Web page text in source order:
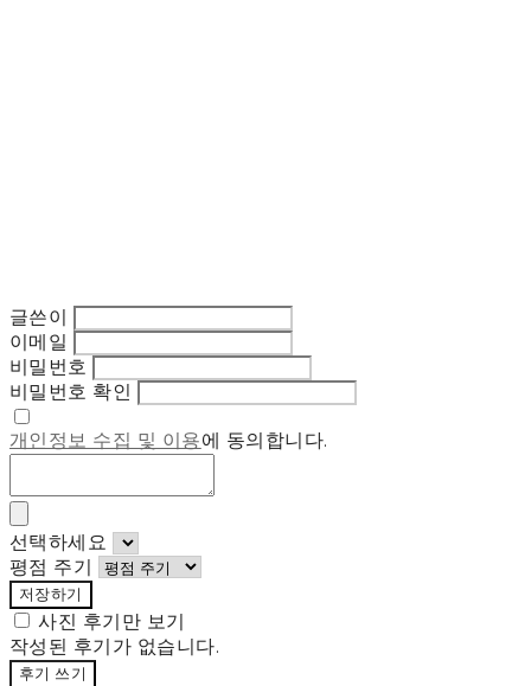
글쓴이
이메일
비밀번호
비밀번호 확인
개인정보 수집 및 이용에 동의합니다.
선택하세요
평점 주기
저장하기
사진 후기만 보기
작성된 후기가 없습니다.
후기 쓰기